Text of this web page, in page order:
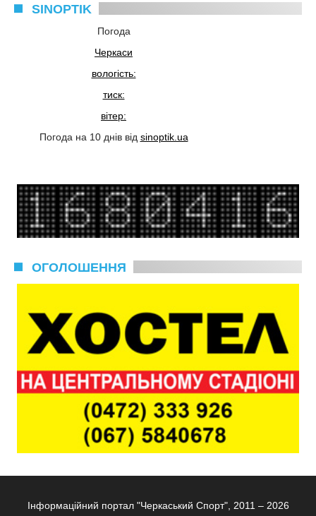
SINOPTIK
Погода
Черкаси
вологість:
тиск:
вітер:
Погода на 10 днів від sinoptik.ua
ОГОЛОШЕННЯ
Інформаційний портал "Черкаський Спорт", 2011 – 2026